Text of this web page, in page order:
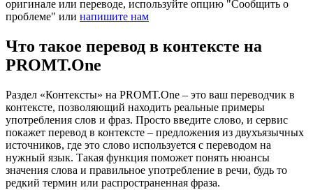
оригинале или переводе, используйте опцию "Сообщить о
проблеме" или напишите нам
Что такое перевод в контексте на
PROMT.One
Раздел «Контексты» на PROMT.One – это ваш переводчик в
контексте, позволяющий находить реальные примеры
употребления слов и фраз. Просто введите слово, и сервис
покажет перевод в контексте – предложения из двухъязычных
источников, где это слово используется с переводом на
нужный язык. Такая функция поможет понять нюансы
значения слова и правильное употребление в речи, будь то
редкий термин или распространенная фраза.